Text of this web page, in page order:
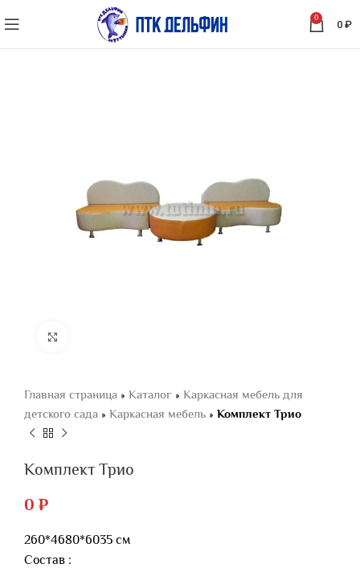
0
0 ₽
Главная страница » Каталог » Каркасная мебель для
детского сада » Каркасная мебель » Комплект Трио
Комплект Трио
0 ₽
260*4680*6035 см
Состав :